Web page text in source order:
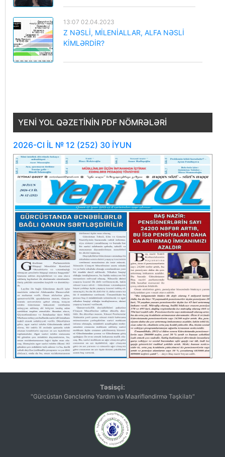
13:07 02.04.2023
Z NƏSLİ, MİLENİALLAR, ALFA NƏSLİ
KİMLƏRDİR?
YENI YOL QƏZETININ PDF NÖMRƏLƏRI
2026-CI İL № 12 (252) 30 İYUN
Təsisçi:
"Gürcüstan Gənclərinə Yardım və Maarifləndirmə Təşkilatı"